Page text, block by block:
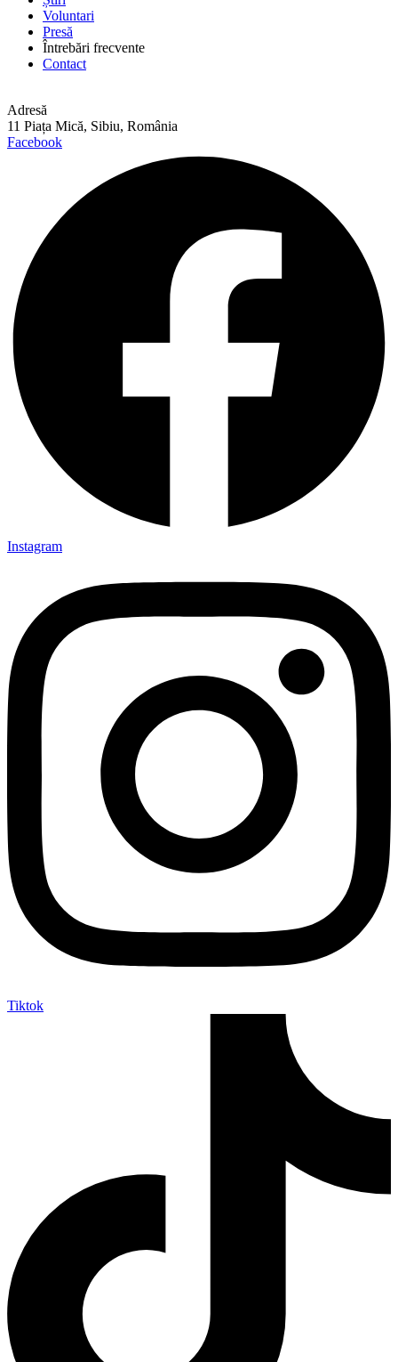
Voluntari
Presă
Întrebări frecvente
Contact
Adresă
11 Piața Mică, Sibiu, România
Facebook
Instagram
Tiktok